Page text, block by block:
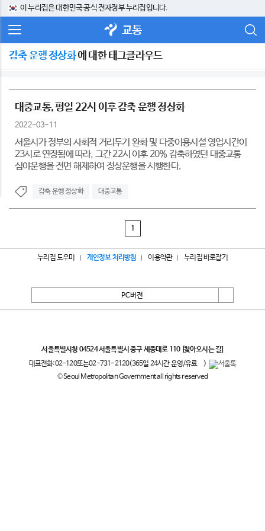
이 누리집은 대한민국 공식 전자정부 누리집입니다.
교통
감축 운행 정상화에 대한 태그클라우드
대중교통, 평일 22시 이후 감축 운행 정상화
2022-03-11
서울시가 정부의 사회적 거리두기 완화 및 다중이용시설 영업시간이
23시로 연장됨에 따라, 그간 22시 이후 20% 감축하였던 대중교통
심야운행을 전면 해제하여 정상운행을 시행한다.
감축 운행 정상화 대중교통
1
누리집 도우미 개인정보 처리방침 이용약관 누리집 바로잡기
PC버전
서울특별시청 04524 서울특별시 중구 세종대로 110 [찾아오시는 길]
대표전화:02-120또는02-731-2120(365일 24시간 운영/유료
)
© Seoul Metropolitan Government all rights reserved